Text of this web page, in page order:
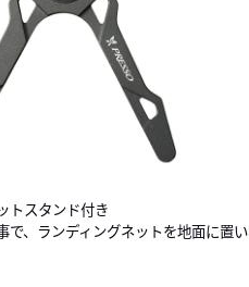
トスタンド付き
で、ランディングネットを地面に置